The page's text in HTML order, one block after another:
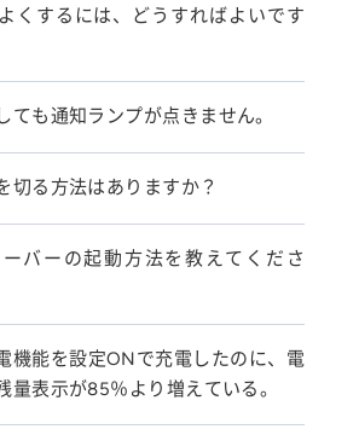
くするには、どうすればよいです
ても通知ランプが点きません。
切る方法はありますか？
バーの起動方法を教えてくださ
機能を設定ONで充電したのに、電
量表示が85％より増えている。